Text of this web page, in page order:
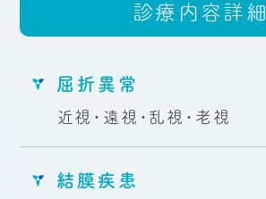
診療内容 詳細
屈折異常
近視・遠視・乱視・老視
結膜疾患